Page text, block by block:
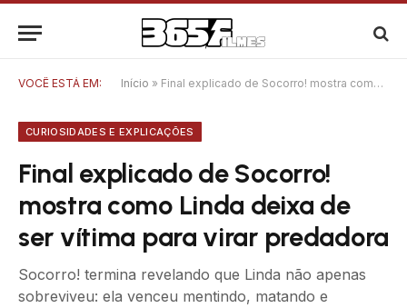
VOCÊ ESTÁ EM: Início » Final explicado de Socorro! mostra como Linda deixa de ser vítima para virar predadora
CURIOSIDADES E EXPLICAÇÕES
Final explicado de Socorro!
mostra como Linda deixa de
ser vítima para virar predadora
Socorro! termina revelando que Linda não apenas
sobreviveu: ela venceu mentindo, matando e